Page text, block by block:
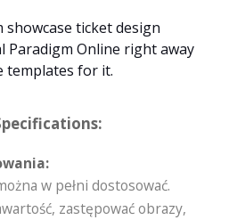
ticket design
Paradigm Online right away
templates for it.
w pełni dostosować.
zastępować obrazy,